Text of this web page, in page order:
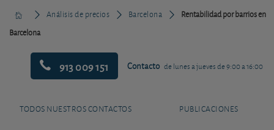
Análisis de precios Barcelona
Rentabilidad por barrios en
Barcelona
913 009 151 Contacto de lunes a jueves de 9:00 a 16:00
TODOS NUESTROS CONTACTOS PUBLICACIONES